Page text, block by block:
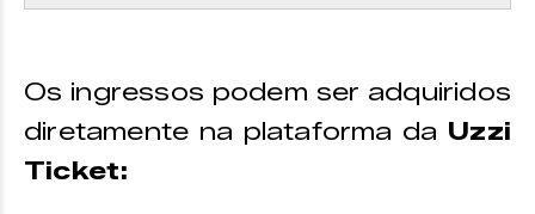
Os ingressos podem ser adquiridos
diretamente na plataforma da Uzzi
Ticket: